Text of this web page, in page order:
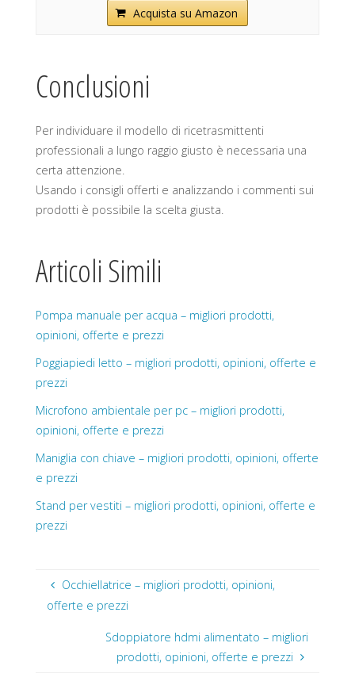
Acquista su Amazon
Conclusioni
Per individuare il modello di ricetrasmittenti
professionali a lungo raggio giusto è necessaria una
certa attenzione.
Usando i consigli offerti e analizzando i commenti sui
prodotti è possibile la scelta giusta.
Articoli Simili
Pompa manuale per acqua – migliori prodotti,
opinioni, offerte e prezzi
Poggiapiedi letto – migliori prodotti, opinioni, offerte e
prezzi
Microfono ambientale per pc – migliori prodotti,
opinioni, offerte e prezzi
Maniglia con chiave – migliori prodotti, opinioni, offerte
e prezzi
Stand per vestiti – migliori prodotti, opinioni, offerte e
prezzi
Occhiellatrice – migliori prodotti, opinioni,
offerte e prezzi
Sdoppiatore hdmi alimentato – migliori
prodotti, opinioni, offerte e prezzi